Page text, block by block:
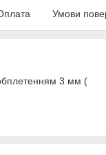
Умови
3 мм (